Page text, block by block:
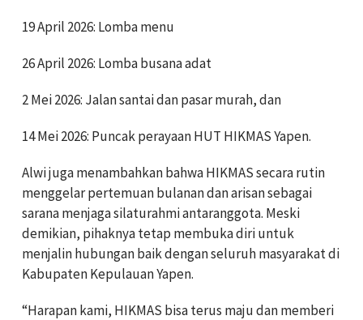
19 April 2026: Lomba menu
26 April 2026: Lomba busana adat
2 Mei 2026: Jalan santai dan pasar murah, dan
14 Mei 2026: Puncak perayaan HUT HIKMAS Yapen.
Alwi juga menambahkan bahwa HIKMAS secara rutin
menggelar pertemuan bulanan dan arisan sebagai
sarana menjaga silaturahmi antaranggota. Meski
demikian, pihaknya tetap membuka diri untuk
menjalin hubungan baik dengan seluruh masyarakat di
Kabupaten Kepulauan Yapen.
“Harapan kami, HIKMAS bisa terus maju dan memberi